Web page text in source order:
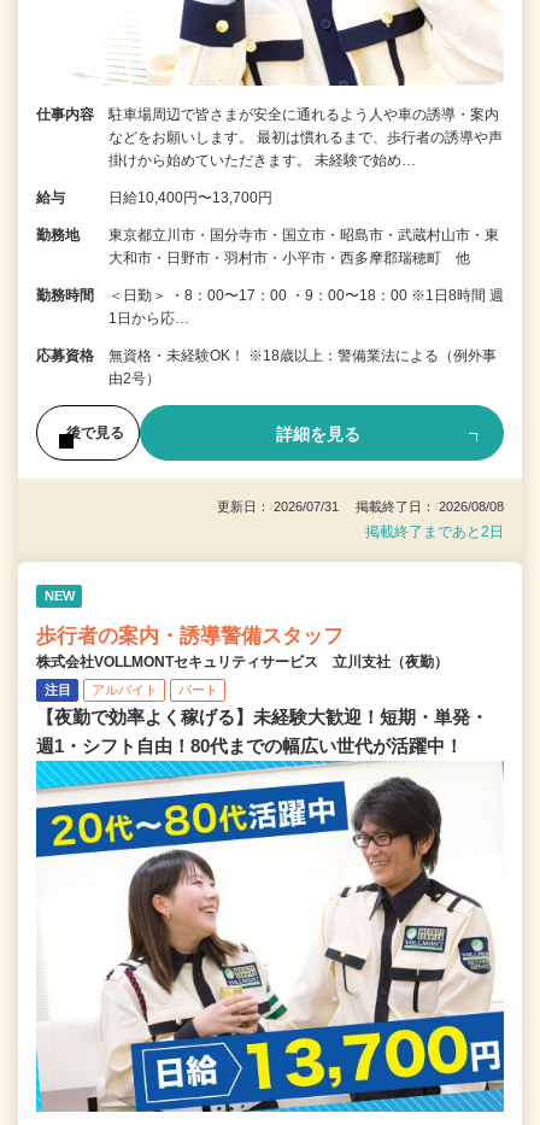
仕事内容
駐車場周辺で皆さまが安全に通れるよう人や車の誘導・案内
などをお願いします。 最初は慣れるまで、歩行者の誘導や声
掛けから始めていただきます。 未経験で始め…
給与 日給10,400円〜13,700円
勤務地
東京都立川市・国分寺市・国立市・昭島市・武蔵村山市・東
大和市・日野市・羽村市・小平市・西多摩郡瑞穂町 他
勤務時間
＜日勤＞ ・8：00〜17：00 ・9：00〜18：00 ※1日8時間 週
1日から応…
応募資格
無資格・未経験OK！ ※18歳以上：警備業法による（例外事
由2号）
後で見る 詳細を見る
更新日： 2026/07/31 掲載終了日： 2026/08/08
掲載終了まであと2日
NEW
歩行者の案内・誘導警備スタッフ
株式会社VOLLMONTセキュリティサービス 立川支社（夜勤）
注目 アルバイト パート
【夜勤で効率よく稼げる】未経験大歓迎！短期・単発・
週1・シフト自由！80代までの幅広い世代が活躍中！